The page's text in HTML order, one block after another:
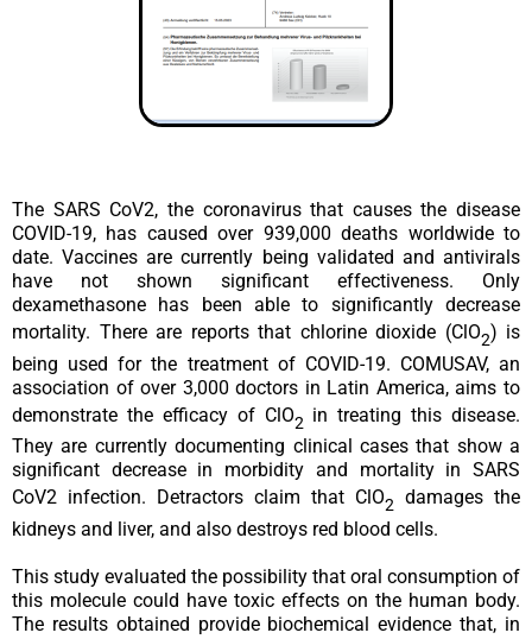
The SARS CoV2, the coronavirus that causes the disease
COVID-19, has caused over 939,000 deaths worldwide to
date. Vaccines are currently being validated and antivirals
have not shown significant effectiveness. Only
dexamethasone has been able to significantly decrease
mortality. There are reports that chlorine dioxide (ClO2) is
being used for the treatment of COVID-19. COMUSAV, an
association of over 3,000 doctors in Latin America, aims to
demonstrate the efficacy of ClO2 in treating this disease.
They are currently documenting clinical cases that show a
significant decrease in morbidity and mortality in SARS
CoV2 infection. Detractors claim that ClO2 damages the
kidneys and liver, and also destroys red blood cells.
This study evaluated the possibility that oral consumption of
this molecule could have toxic effects on the human body.
The results obtained provide biochemical evidence that, in